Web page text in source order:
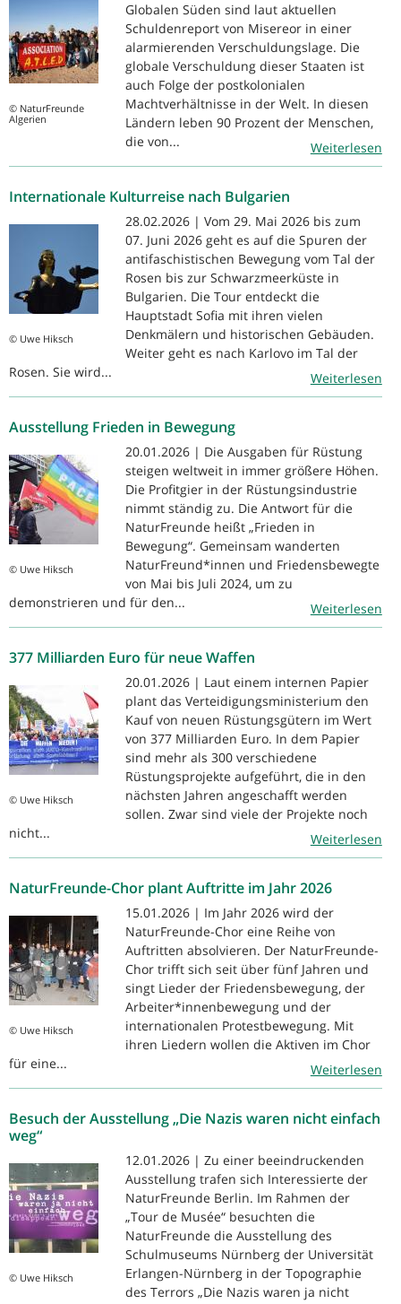
© NaturFreunde
Algerien
Globalen Süden sind laut aktuellen
Schuldenreport von Misereor in einer
alarmierenden Verschuldungslage. Die
globale Verschuldung dieser Staaten ist
auch Folge der postkolonialen
Machtverhältnisse in der Welt. In diesen
Ländern leben 90 Prozent der Menschen,
die von...
Weiterlesen
Internationale Kulturreise nach Bulgarien
© Uwe Hiksch
28.02.2026 | Vom 29. Mai 2026 bis zum
07. Juni 2026 geht es auf die Spuren der
antifaschistischen Bewegung vom Tal der
Rosen bis zur Schwarzmeerküste in
Bulgarien. Die Tour entdeckt die
Hauptstadt Sofia mit ihren vielen
Denkmälern und historischen Gebäuden.
Weiter geht es nach Karlovo im Tal der
Rosen. Sie wird...
Weiterlesen
Ausstellung Frieden in Bewegung
© Uwe Hiksch
20.01.2026 | Die Ausgaben für Rüstung
steigen weltweit in immer größere Höhen.
Die Profitgier in der Rüstungsindustrie
nimmt ständig zu. Die Antwort für die
NaturFreunde heißt „Frieden in
Bewegung“. Gemeinsam wanderten
NaturFreund*innen und Friedensbewegte
von Mai bis Juli 2024, um zu
demonstrieren und für den...
Weiterlesen
377 Milliarden Euro für neue Waffen
© Uwe Hiksch
20.01.2026 | Laut einem internen Papier
plant das Verteidigungsministerium den
Kauf von neuen Rüstungsgütern im Wert
von 377 Milliarden Euro. In dem Papier
sind mehr als 300 verschiedene
Rüstungsprojekte aufgeführt, die in den
nächsten Jahren angeschafft werden
sollen. Zwar sind viele der Projekte noch
nicht...
Weiterlesen
NaturFreunde-Chor plant Auftritte im Jahr 2026
© Uwe Hiksch
15.01.2026 | Im Jahr 2026 wird der
NaturFreunde-Chor eine Reihe von
Auftritten absolvieren. Der NaturFreunde-
Chor trifft sich seit über fünf Jahren und
singt Lieder der Friedensbewegung, der
Arbeiter*innenbewegung und der
internationalen Protestbewegung. Mit
ihren Liedern wollen die Aktiven im Chor
für eine...
Weiterlesen
Besuch der Ausstellung „Die Nazis waren nicht einfach
weg“
© Uwe Hiksch
12.01.2026 | Zu einer beeindruckenden
Ausstellung trafen sich Interessierte der
NaturFreunde Berlin. Im Rahmen der
„Tour de Musée“ besuchten die
NaturFreunde die Ausstellung des
Schulmuseums Nürnberg der Universität
Erlangen-Nürnberg in der Topographie
des Terrors „Die Nazis waren ja nicht